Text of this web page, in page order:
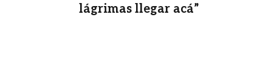
lágrimas llegar acá”